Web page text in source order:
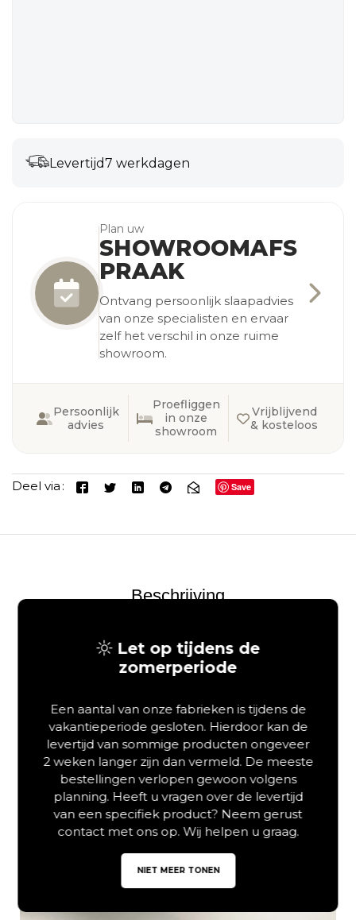
Levertijd7 werkdagen
Plan uw
SHOWROOMAFS
PRAAK
Ontvang persoonlijk slaapadvies
van onze specialisten en ervaar
zelf het verschil in onze ruime
showroom.
Persoonlijk
advies
Proefliggen
in onze
showroom
Vrijblijvend
& kosteloos
Deel via Save
Beschrijving
Let op tijdens de
zomerperiode
Een aantal van onze fabrieken is tijdens de
vakantieperiode gesloten. Hierdoor kan de
levertijd van sommige producten ongeveer
2 weken langer zijn dan vermeld. De meeste
bestellingen verlopen gewoon volgens
planning. Heeft u vragen over de levertijd
van een specifiek product? Neem gerust
contact met ons op. Wij helpen u graag.
NIET MEER TONEN